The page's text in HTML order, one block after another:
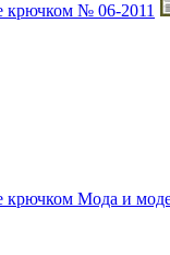
крючком № 06-2011
крючком Мода и